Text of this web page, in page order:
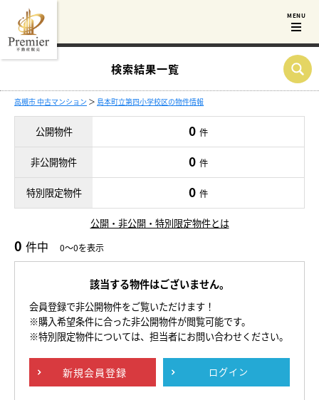
検索結果一覧
高槻市 中古マンション ＞ 島本町立第四小学校区の物件情報
公開物件 0 件
非公開物件 0 件
特別限定物件 0 件
公開・非公開・特別限定物件とは
0 件中 0～0を表示
該当する物件はございません。
会員登録で非公開物件をご覧いただけます！
※購入希望条件に合った非公開物件が閲覧可能です。
※特別限定物件については、担当者にお問い合わせください。
新規会員登録 ログイン